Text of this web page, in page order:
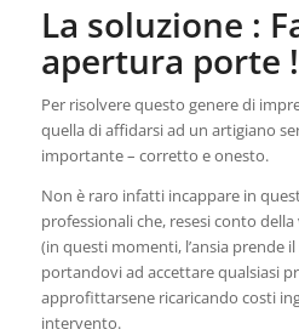
La soluzione :
apertura porte !
Per risolvere questo genere di
quella di affidarsi ad un artigiano
importante – corretto e onesto.
Non è raro infatti incappare in
professionali che, resesi conto
(in questi momenti, l’ansia prende
portandovi ad accettare qualsiasi
approfittarsene ricaricando costi
intervento.